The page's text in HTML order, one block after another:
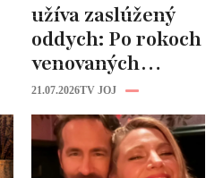
užíva zaslúžený
oddych: Po rokoch
venovaných
rodine prišiel čas
na seba
21.07.2026TV JOJ